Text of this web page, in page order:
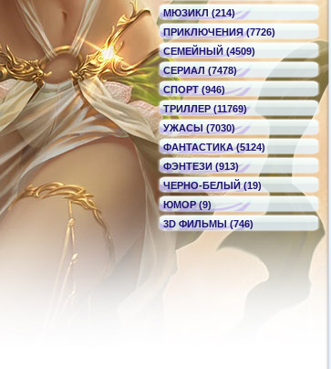
МЮЗИКЛ (214)
ПРИКЛЮЧЕНИЯ (7726)
СЕМЕЙНЫЙ (4509)
СЕРИАЛ (7478)
СПОРТ (946)
ТРИЛЛЕР (11769)
УЖАСЫ (7030)
ФАНТАСТИКА (5124)
ФЭНТЕЗИ (913)
ЧЕРНО-БЕЛЫЙ (19)
ЮМОР (9)
3D ФИЛЬМЫ (746)